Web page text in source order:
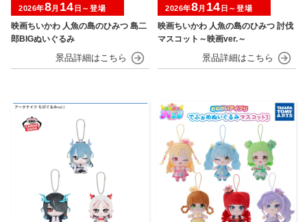
映画ちいかわ 人魚の島のひみつ 島二
郎BIGぬいぐるみ
2026年8月 14 日～登場
映画ちいかわ 人魚の島のひみつ 討伐
マスコット～映画ver.～
2026年8月 14 日～登場